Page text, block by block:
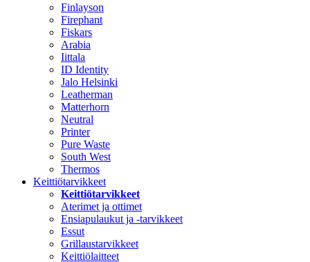
Finlayson
Firephant
Fiskars
Arabia
Iittala
ID Identity
Jalo Helsinki
Leatherman
Matterhorn
Neutral
Printer
Pure Waste
South West
Thermos
Keittiötarvikkeet
Keittiötarvikkeet
Aterimet ja ottimet
Ensiapulaukut ja -tarvikkeet
Essut
Grillaustarvikkeet
Keittiölaitteet